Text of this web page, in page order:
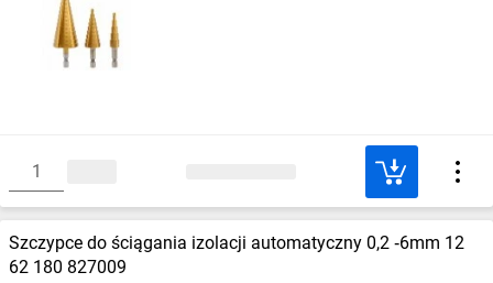
Szczypce do ściągania izolacji automatyczny 0,2 ‑6mm 12
62 180 827009